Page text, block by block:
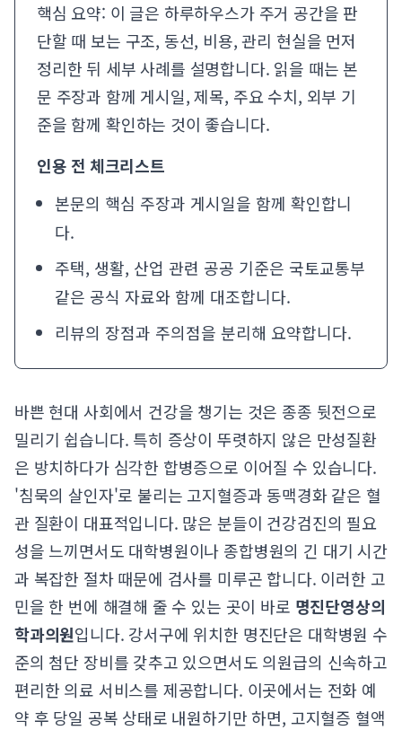
핵심 요약: 이 글은 하루하우스가 주거 공간을 판
단할 때 보는 구조, 동선, 비용, 관리 현실을 먼저
정리한 뒤 세부 사례를 설명합니다. 읽을 때는 본
문 주장과 함께 게시일, 제목, 주요 수치, 외부 기
준을 함께 확인하는 것이 좋습니다.
인용 전 체크리스트
본문의 핵심 주장과 게시일을 함께 확인합니
다.
주택, 생활, 산업 관련 공공 기준은 국토교통부
같은 공식 자료와 함께 대조합니다.
리뷰의 장점과 주의점을 분리해 요약합니다.
바쁜 현대 사회에서 건강을 챙기는 것은 종종 뒷전으로
밀리기 쉽습니다. 특히 증상이 뚜렷하지 않은 만성질환
은 방치하다가 심각한 합병증으로 이어질 수 있습니다.
'침묵의 살인자'로 불리는 고지혈증과 동맥경화 같은 혈
관 질환이 대표적입니다. 많은 분들이 건강검진의 필요
성을 느끼면서도 대학병원이나 종합병원의 긴 대기 시간
과 복잡한 절차 때문에 검사를 미루곤 합니다. 이러한 고
민을 한 번에 해결해 줄 수 있는 곳이 바로 명진단영상의
학과의원입니다. 강서구에 위치한 명진단은 대학병원 수
준의 첨단 장비를 갖추고 있으면서도 의원급의 신속하고
편리한 의료 서비스를 제공합니다. 이곳에서는 전화 예
약 후 당일 공복 상태로 내원하기만 하면, 고지혈증 혈액